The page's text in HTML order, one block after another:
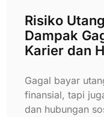
Risiko
Dampak
Karier dan
Gagal bayar
finansial, tapi
dan hubungan